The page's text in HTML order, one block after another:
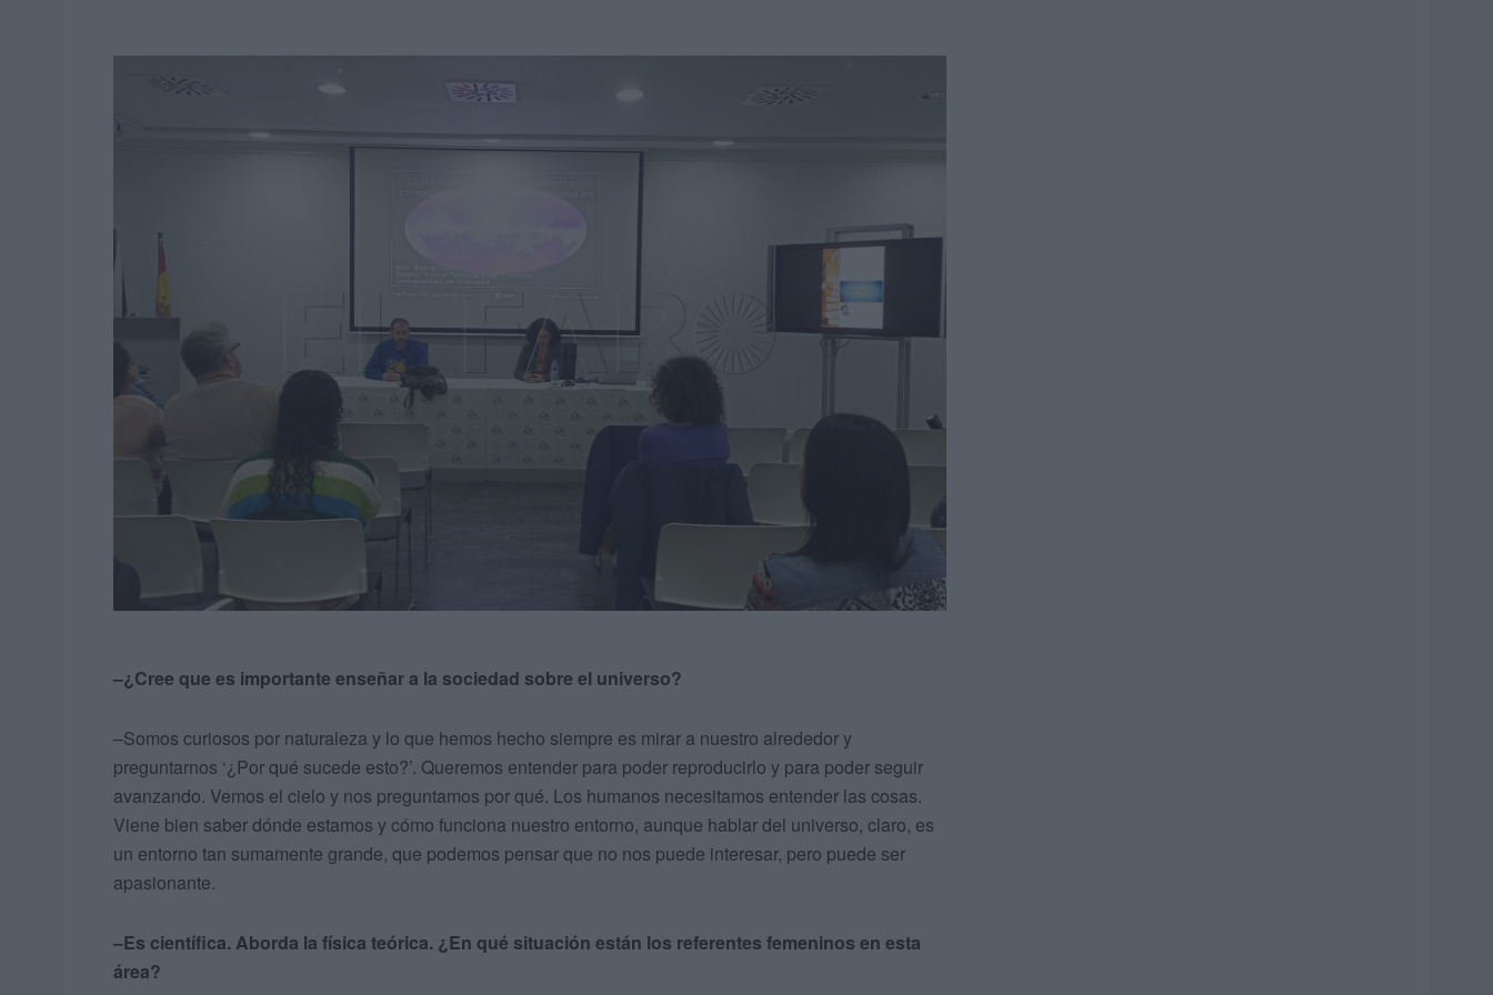
–¿Cree que es importante enseñar a la sociedad sobre el universo?
–Somos curiosos por naturaleza y lo que hemos hecho siempre es mirar a nuestro alrededor y
preguntarnos ‘¿Por qué sucede esto?’. Queremos entender para poder reproducirlo y para poder seguir
avanzando. Vemos el cielo y nos preguntamos por qué. Los humanos necesitamos entender las cosas.
Viene bien saber dónde estamos y cómo funciona nuestro entorno, aunque hablar del universo, claro, es
un entorno tan sumamente grande, que podemos pensar que no nos puede interesar, pero puede ser
apasionante.
–Es científica. Aborda la física teórica. ¿En qué situación están los referentes femeninos en esta
área?